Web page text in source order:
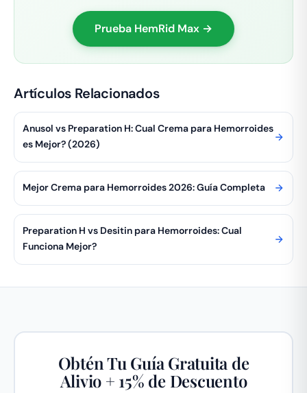
Prueba HemRid Max →
Artículos Relacionados
Anusol vs Preparation H: Cual Crema para Hemorroides
es Mejor? (2026)
Mejor Crema para Hemorroides 2026: Guía Completa
Preparation H vs Desitin para Hemorroides: Cual
Funciona Mejor?
Obtén Tu Guía Gratuita de
Alivio + 15% de Descuento